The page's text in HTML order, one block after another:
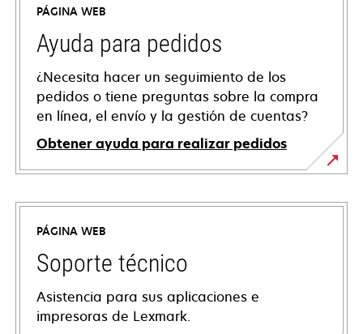
PÁGINA WEB
Ayuda para pedidos
¿Necesita hacer un seguimiento de los
pedidos o tiene preguntas sobre la compra
en línea, el envío y la gestión de cuentas?
Obtener ayuda para realizar pedidos
PÁGINA WEB
Soporte técnico
Asistencia para sus aplicaciones e
impresoras de Lexmark.